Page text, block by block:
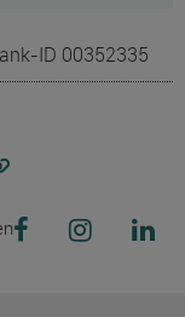
ID 00352335